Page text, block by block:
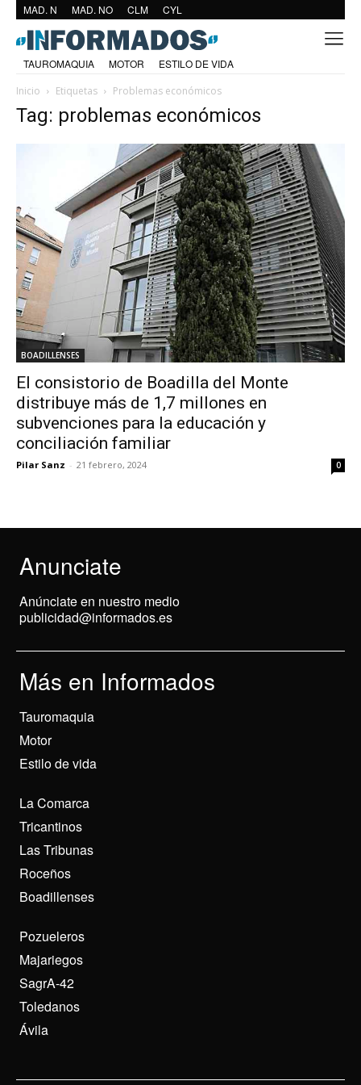
MAD. N MAD. NO CLM CYL
TAUROMAQUIA MOTOR
ESTILO DE VIDA
Inicio
Etiquetas Problemas económicos
Tag: problemas económicos
BOADILLENSES
El consistorio de Boadilla del Monte
distribuye más de 1,7 millones en
subvenciones para la educación y
conciliación familiar
Pilar Sanz - 21 febrero, 2024 0
Anunciate
Anúnciate en nuestro medio
publicidad@informados.es
Más en Informados
Tauromaquia
Motor
Estilo de vida
La Comarca
Tricantinos
Las Tribunas
Roceños
Boadillenses
Pozueleros
Majariegos
SagrA-42
Toledanos
Ávila